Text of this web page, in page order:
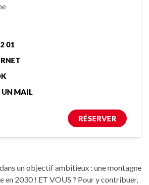
01
UN MAIL
RÉSERVER
dans un objectif ambitieux : une montagne
en 2030 ! ET VOUS ? Pour y contribuer,